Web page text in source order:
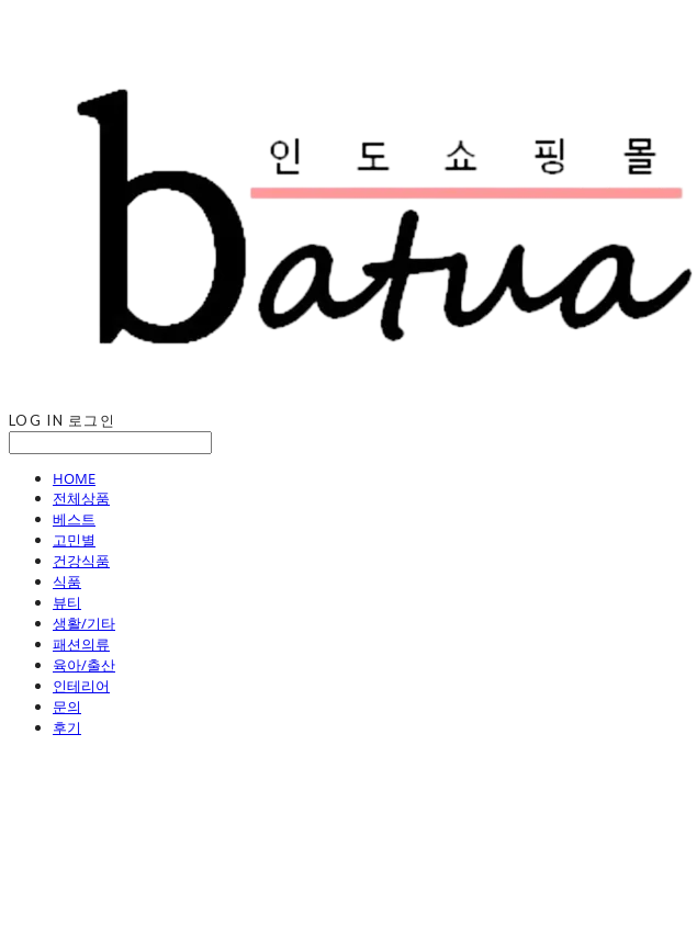
LOG IN 로그인
HOME
전체상품
베스트
고민별
건강식품
식품
뷰티
생활/기타
패션의류
육아/출산
인테리어
문의
후기